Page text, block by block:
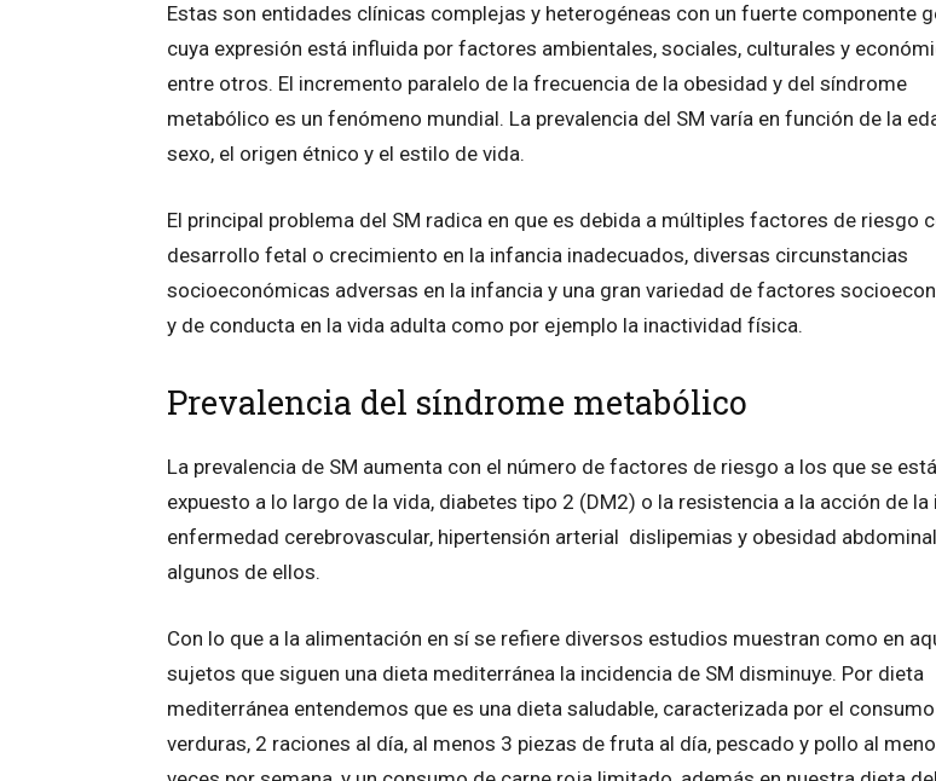
Estas son entidades clínicas complejas y heterogéneas con un fuerte componente
cuya expresión está influida por factores ambientales, sociales, culturales y
entre otros. El incremento paralelo de la frecuencia de la obesidad y del síndrome
metabólico es un fenómeno mundial. La prevalencia del SM varía en función de la
sexo, el origen étnico y el estilo de vida.
El principal problema del SM radica en que es debida a múltiples factores de riesgo
desarrollo fetal o crecimiento en la infancia inadecuados, diversas circunstancias
socioeconómicas adversas en la infancia y una gran variedad de factores
y de conducta en la vida adulta como por ejemplo la inactividad física.
Prevalencia del síndrome metabólico
La prevalencia de SM aumenta con el número de factores de riesgo a los que se está
expuesto a lo largo de la vida, diabetes tipo 2 (DM2) o la resistencia a la acción de la
enfermedad cerebrovascular, hipertensión arterial dislipemias y obesidad
algunos de ellos.
Con lo que a la alimentación en sí se refiere diversos estudios muestran como en
sujetos que siguen una dieta mediterránea la incidencia de SM disminuye. Por dieta
mediterránea entendemos que es una dieta saludable, caracterizada por el
verduras, 2 raciones al día, al menos 3 piezas de fruta al día, pescado y pollo al